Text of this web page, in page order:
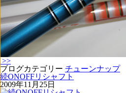
>>
ブログカテゴリー チューンナップ
続ONOFFリシャフト
2009年11月25日